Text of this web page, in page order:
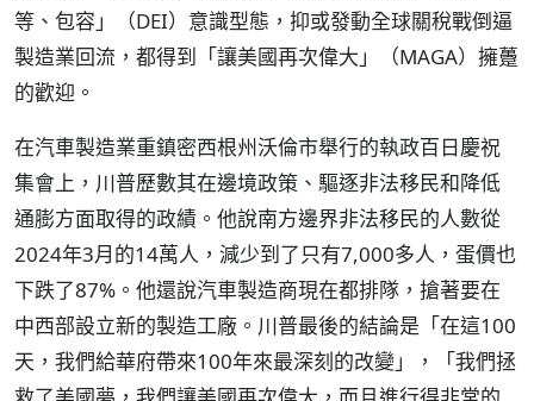
等、包容」（DEI）意識型態，抑或發動全球關稅戰倒逼
製造業回流，都得到「讓美國再次偉大」（MAGA）擁躉
的歡迎。
在汽車製造業重鎮密西根州沃倫市舉行的執政百日慶祝
集會上，川普歷數其在邊境政策、驅逐非法移民和降低
通膨方面取得的政績。他說南方邊界非法移民的人數從
2024年3月的14萬人，減少到了只有7,000多人，蛋價也
下跌了87%。他還說汽車製造商現在都排隊，搶著要在
中西部設立新的製造工廠。川普最後的結論是「在這100
天，我們給華府帶來100年來最深刻的改變」，「我們拯